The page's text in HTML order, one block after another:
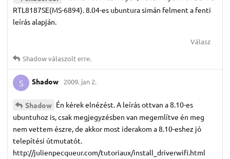
RTL8187SE(MS-6894). 8.04-es ubuntura simán felment a fenti
leírás alapján.
Válasz
Shadowválaszolt erre.
S Shadow 2009. jan 2.
Shadow Én kérek elnézést. A leírás ottvan a 8.10-es
ubuntuhoz is, csak megjegyzésben van megemlítve én meg
nem vettem észre, de akkor most iderakom a 8.10-eshez jó
telepítési útmutatót.
http://julienpecqueur.com/tutoriaux/install_driverwifi.html